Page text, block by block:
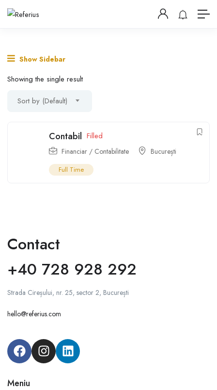
Show Sidebar
Showing the single result
Sort by (Default)
Contabil Filled
Financiar / Contabilitate București
Full Time
Contact
+40 728 928 292
Strada Cireșului, nr. 25, sector 2, București
hello@referius.com
Meniu